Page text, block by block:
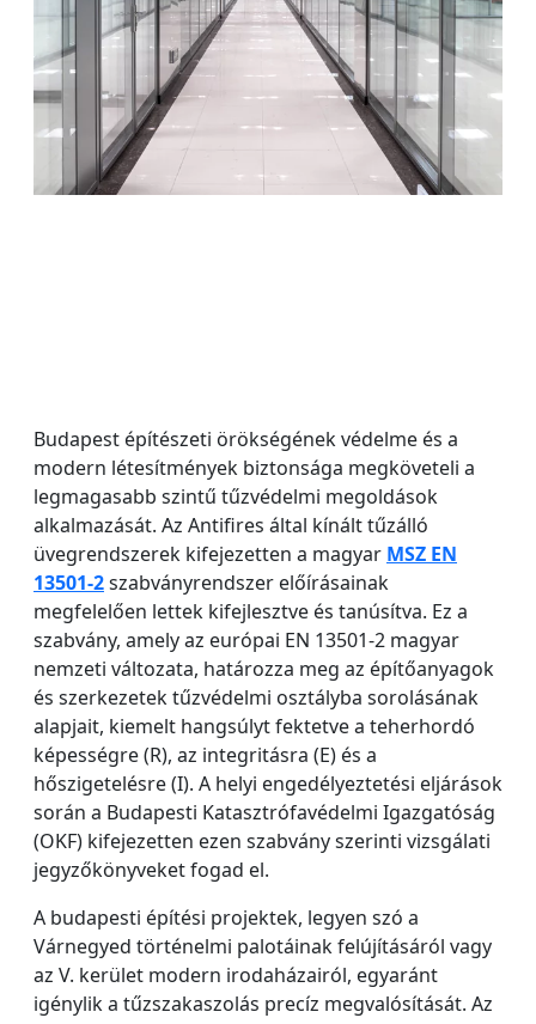
Budapest építészeti örökségének védelme és a
modern létesítmények biztonsága megköveteli a
legmagasabb szintű tűzvédelmi megoldások
alkalmazását. Az Antifires által kínált tűzálló
üvegrendszerek kifejezetten a magyar MSZ EN
13501-2szabványrendszer előírásainak
megfelelően lettek kifejlesztve és tanúsítva. Ez a
szabvány, amely az európai EN 13501-2 magyar
nemzeti változata, határozza meg az építőanyagok
és szerkezetek tűzvédelmi osztályba sorolásának
alapjait, kiemelt hangsúlyt fektetve a teherhordó
képességre (R), az integritásra (E) és a
hőszigetelésre (I). A helyi engedélyeztetési eljárások
során a Budapesti Katasztrófavédelmi Igazgatóság
(OKF) kifejezetten ezen szabvány szerinti vizsgálati
jegyzőkönyveket fogad el.
A budapesti építési projektek, legyen szó a
Várnegyed történelmi palotáinak felújításáról vagy
az V. kerület modern irodaházairól, egyaránt
igénylik a tűzszakaszolás precíz megvalósítását. Az